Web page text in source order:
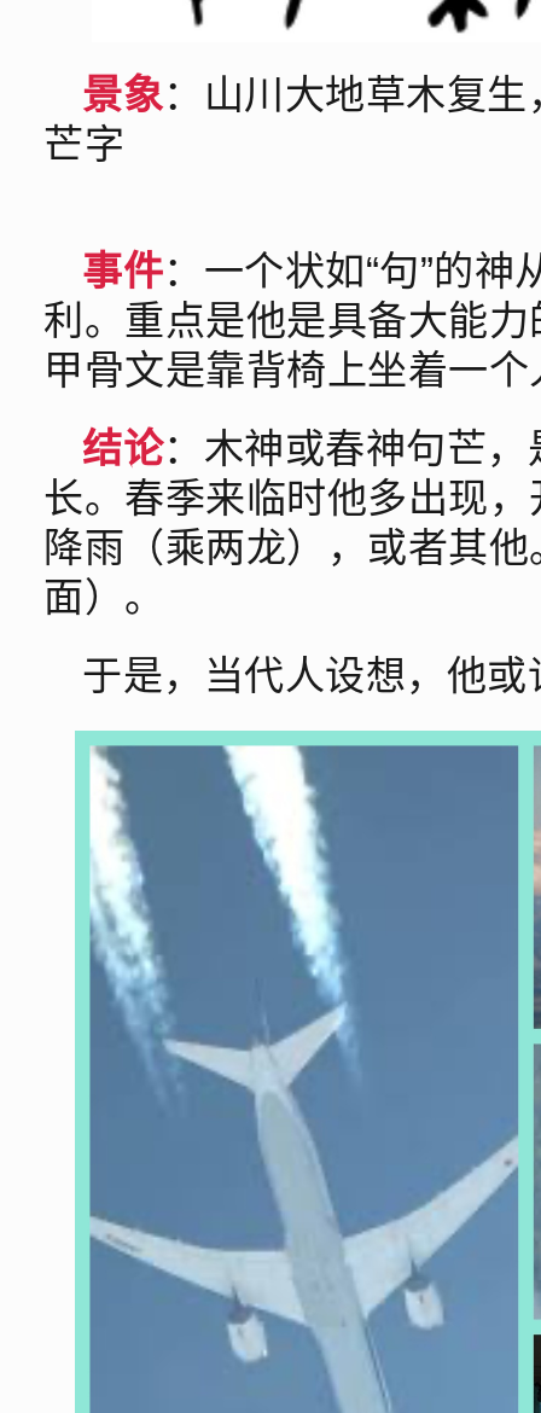
景象：山川大地草木复
芒字
事件：一个状如“句”的
利。重点是他是具备大能力
甲骨文是靠背椅上坐着一
结论：木神或春神句芒
长。春季来临时他多出现
降雨（乘两龙），或者其他
面）。
于是，当代人设想，他